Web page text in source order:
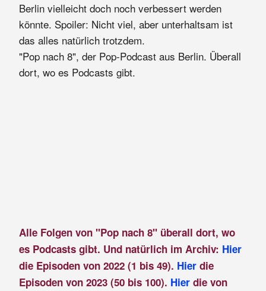
Berlin vielleicht doch noch verbessert werden
könnte. Spoiler: Nicht viel, aber unterhaltsam ist
das alles natürlich trotzdem.
"Pop nach 8", der Pop-Podcast aus Berlin. Überall
dort, wo es Podcasts gibt.
Alle Folgen von "Pop nach 8" überall dort, wo
es Podcasts gibt. Und natürlich im Archiv: Hier
die Episoden von 2022 (1 bis 49). Hierdie
Episoden von 2023 (50 bis 100). Hier die von